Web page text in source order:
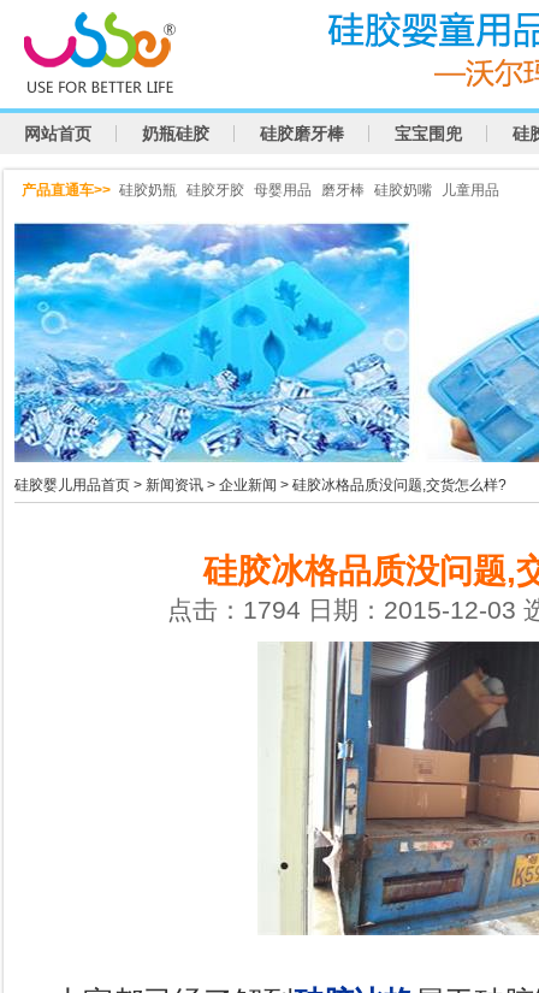
网站首页 奶瓶硅胶 硅胶磨牙棒 宝宝围兜 硅
产品直通车>> 硅胶奶瓶 硅胶牙胶 母婴用品 磨牙棒 硅胶奶嘴 儿童用品
硅胶婴儿用品首页 > 新闻资讯 > 企业新闻 > 硅胶冰格品质没问题,交货怎么样?
硅胶冰格品质没问题,
点击：1794 日期：2015-12-03